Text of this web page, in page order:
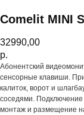
Comelit MINI
32990,00
р.
Абонентский
сенсорные клавиши.
калиток, ворот и
соседями. Подключение
монтаж и размещение